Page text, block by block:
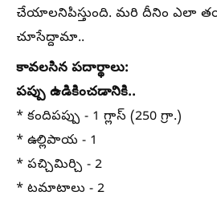
చేయాలనిపిస్తుంది. మరి దీనిం
చూసేద్దామా..
కావలసిన పదార్థాలు:
పప్పు ఉడికించడానికి..
* కందిపప్పు - 1 గ్లాస్ (250 గ్రా.)
* ఉల్లిపాయ - 1
* పచ్చిమిర్చి - 2
* టమాటాలు - 2